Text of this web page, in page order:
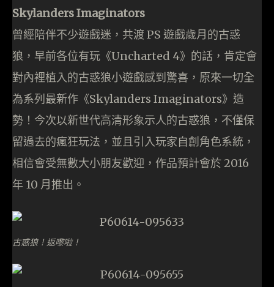
Skylanders Imaginators
曾經陪伴不少遊戲迷，共渡 PS 遊戲歲月的古惑
狼，早前各位有玩《Uncharted 4》的話，肯定會
對內裡植入的古惑狼小遊戲感到驚喜，原來一切全
為系列最新作《Skylanders Imaginators》造
勢！今次以新世代高清形象示人的古惑狼，不僅保
留過去的瘋狂玩法，並且引入玩家自創角色系統，
相信會受無數大小朋友歡迎，作品預計會於 2016
年 10 月推出。
古惑狼！返嚟啦！